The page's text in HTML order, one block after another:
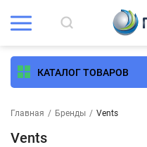
КАТАЛОГ ТОВАРОВ
Главная / Бренды / Vents
Vents